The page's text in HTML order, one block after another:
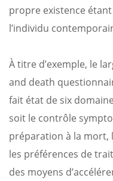
propre existence
l’individu
À titre d’exemple, le
and death
fait état de six
soit le contrôle
préparation à la mort,
les préférences de
des moyens